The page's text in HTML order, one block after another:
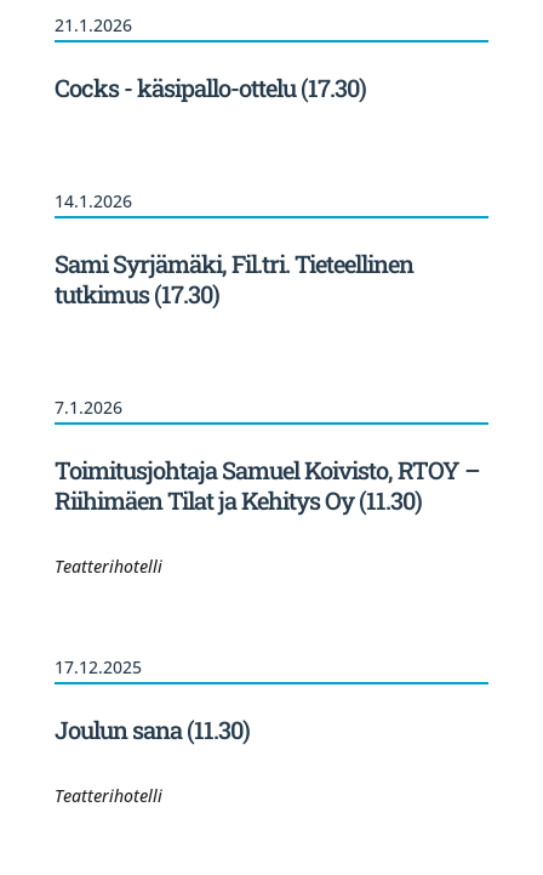
21.1.2026
Cocks - käsipallo-ottelu (17.30)
14.1.2026
Sami Syrjämäki, Fil.tri. Tieteellinen
tutkimus (17.30)
7.1.2026
Toimitusjohtaja Samuel Koivisto, RTOY –
Riihimäen Tilat ja Kehitys Oy (11.30)
Teatterihotelli
17.12.2025
Joulun sana (11.30)
Teatterihotelli